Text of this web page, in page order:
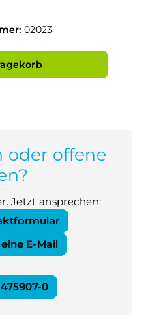
02023
oder offene
Jetzt ansprechen:
E-Mail
0